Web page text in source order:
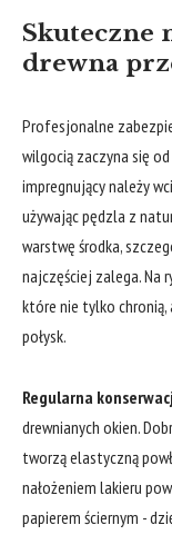
Skuteczne
drewna
Profesjonalne
wilgocią zaczyna się od ⁤
impregnujący należy
używając​ pędzla z
warstwę środka,
najczęściej zalega. Na
które nie tylko chronią,
połysk.
Regularna
drewnianych okien.
tworzą elastyczną
nałożeniem lakieru
papierem ściernym ‍-